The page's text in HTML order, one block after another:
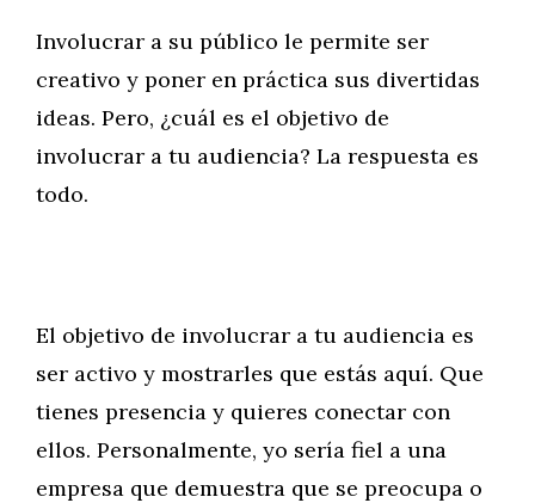
Involucrar a su público le permite ser
creativo y poner en práctica sus divertidas
ideas. Pero, ¿cuál es el objetivo de
involucrar a tu audiencia? La respuesta es
todo.
El objetivo de involucrar a tu audiencia es
ser activo y mostrarles que estás aquí. Que
tienes presencia y quieres conectar con
ellos. Personalmente, yo sería fiel a una
empresa que demuestra que se preocupa o